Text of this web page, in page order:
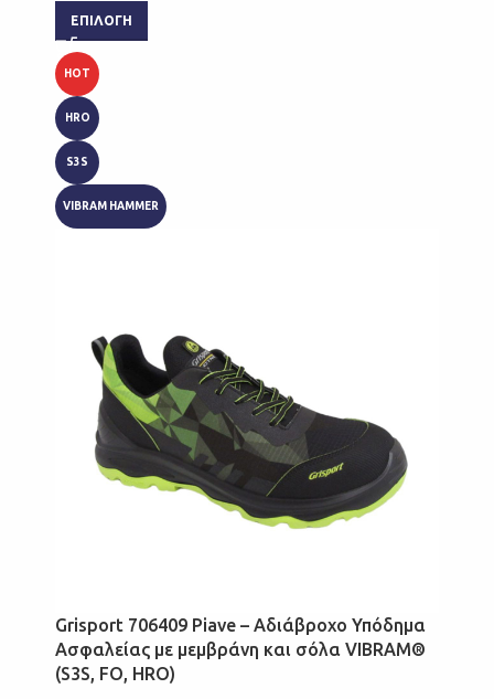
ΕΠΙΛΟΓΉ
HOT
HRO
S3S
VIBRAM HAMMER
Grisport 706409 Piave – Αδιάβροχο Υπόδημα
Ασφαλείας με μεμβράνη και σόλα VIBRAM®
(S3S, FO, HRO)